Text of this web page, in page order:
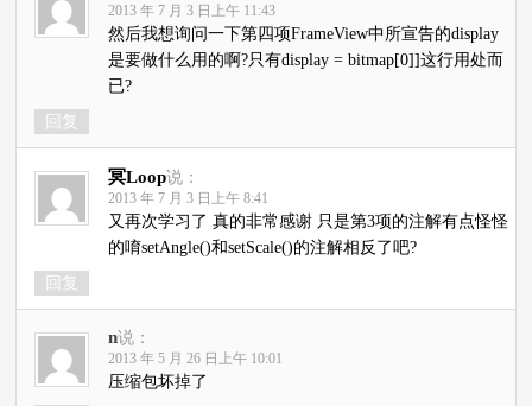
2013 年 7 月 3 日上午 11:43
然后我想询问一下第四项FrameView中所宣告的display
是要做什么用的啊?只有display = bitmap[0]]这行用处而
已?
回复
冥Loop说：
2013 年 7 月 3 日上午 8:41
又再次学习了 真的非常感谢 只是第3项的注解有点怪怪
的唷setAngle()和setScale()的注解相反了吧?
回复
n说：
2013 年 5 月 26 日上午 10:01
压缩包坏掉了